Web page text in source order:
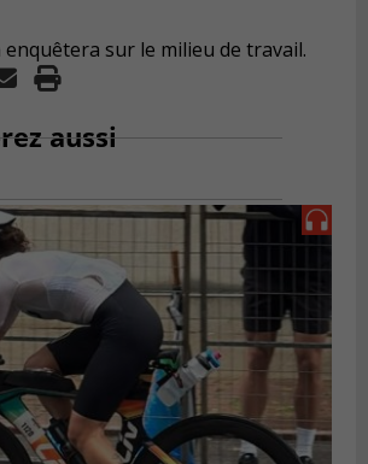
enquêtera sur le milieu de travail.
aussi